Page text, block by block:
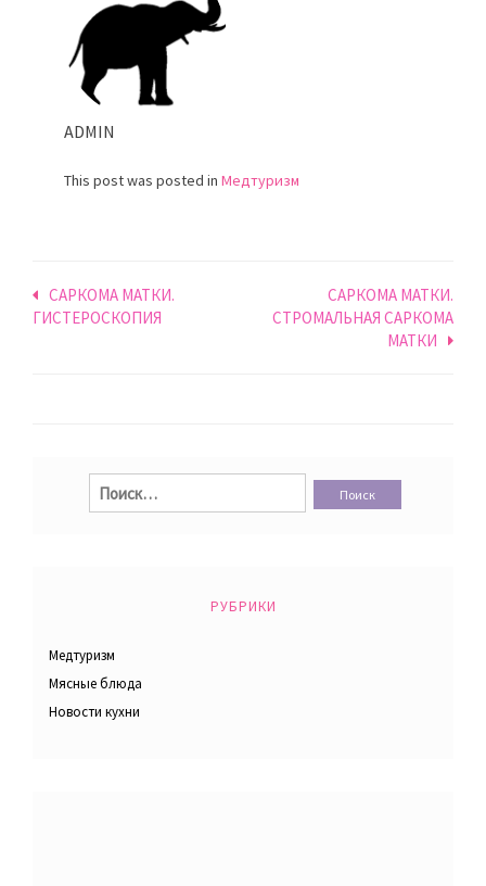
ADMIN
This post was posted in Медтуризм
Навигация
по
CАРКОМА МАТКИ.
ГИСТЕРОСКОПИЯ
CАРКОМА МАТКИ.
СТРОМАЛЬНАЯ САРКОМА
МАТКИ
Найти:
РУБРИКИ
Медтуризм
Мясные блюда
Новости кухни